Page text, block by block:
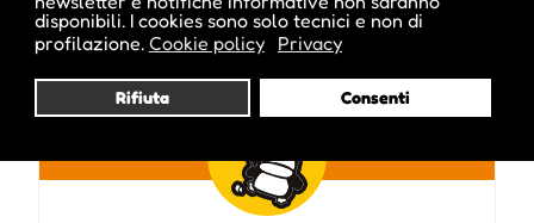
disponibili. I cookies sono solo tecnici e non di
profilazione. Cookie policy Privacy
Rifiuta Consenti
knormand